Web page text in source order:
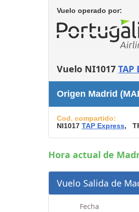
Vuelo operado por:
Vuelo NI1017 TAP
Origen Madrid
Cod. compartido:
NI1017 TAP Express,
Hora actual de
Vuelo Salida de
Fecha